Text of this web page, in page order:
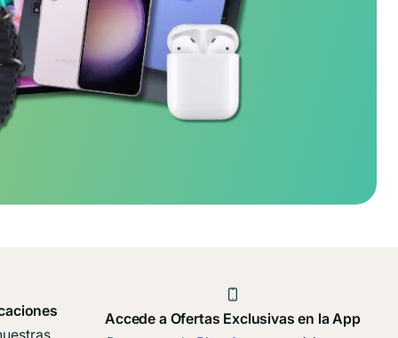
Accede a Ofertas Exclusivas en la App